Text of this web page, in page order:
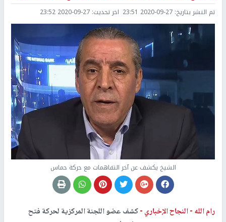
تم النشر بتاريخ: 2020-09-27 23:51 اخر تحديث: 2020-09-27 23:52
الشيخ يكشف عن آخر التفاهمات مع حركة حماس
رام الله -النجاح الإخباري -كشف عضو اللجنة المركزية لحركة فتح